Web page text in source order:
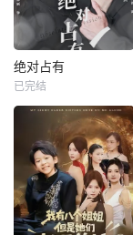
绝对占有
已完结